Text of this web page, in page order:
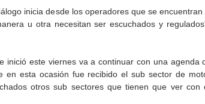
inicia desde los operadores que se
u otra necesitan ser escuchados y
inició este viernes va a continuar con una agenda
en esta ocasión fue recibido el sub sector de
otros sub sectores que tienen que ver con